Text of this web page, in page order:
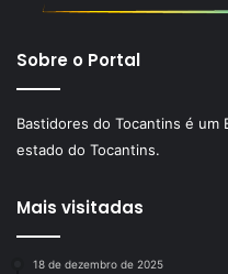
Sobre o Portal
Bastidores do Tocantins é
estado do Tocantins.
Mais visitadas
18 de dezembro de 2025